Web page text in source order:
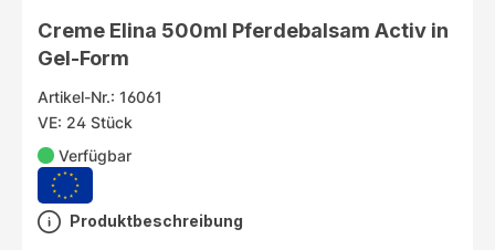
Creme Elina 500ml Pferdebalsam Activ in
Gel-Form
Artikel-Nr.: 16061
VE: 24 Stück
Verfügbar
Produktbeschreibung